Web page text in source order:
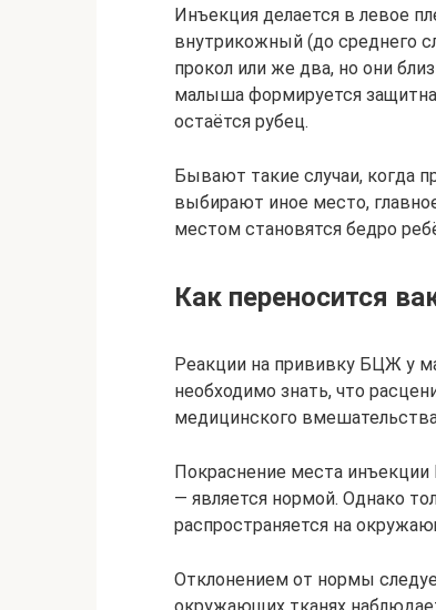
Инъекция делается в левое
внутрикожный (до среднего
прокол или же два, но они
малыша формируется
остаётся рубец.
Бывают такие случаи, когда
выбирают иное место,
местом становятся бедро
Как переносится
Реакции на прививку БЦЖ у
необходимо знать, что
медицинского
Покраснение места
— является нормой. Однако
распространяется на
Отклонением от нормы